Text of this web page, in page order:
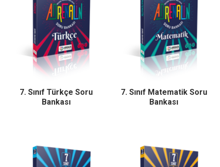
7. Sınıf Türkçe Soru
Bankası
7. Sınıf Matematik Soru
Bankası